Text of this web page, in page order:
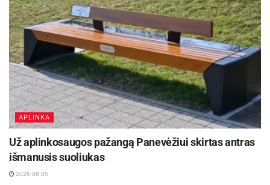
APLINKA
Už aplinkosaugos pažangą Panevėžiui skirtas antras
išmanusis suoliukas
2026-08-05